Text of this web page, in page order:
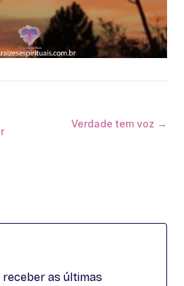
Verdade tem voz →
as últimas